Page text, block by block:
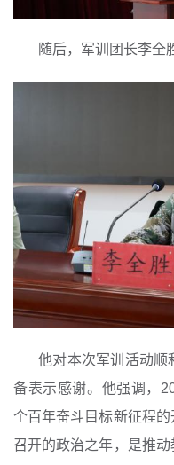
随后，军训团长李全
他对本次军训活动顺
备表示感谢。他强调，
个百年奋斗目标新征程
召开的政治之年，是推